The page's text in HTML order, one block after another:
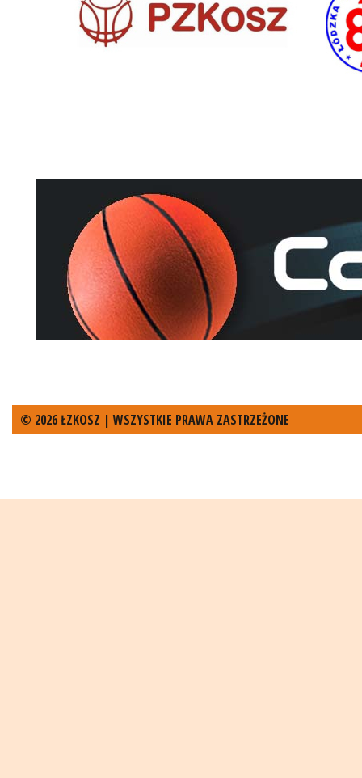
© 2026 ŁZKOSZ | WSZYSTKIE PRAWA ZASTRZEŻONE